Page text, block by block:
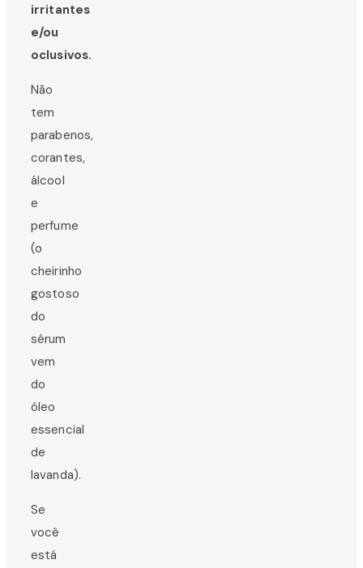
irritantes
e/ou
oclusivos.
Não
tem
parabenos,
corantes,
álcool
e
perfume
(o
cheirinho
gostoso
do
sérum
vem
do
óleo
essencial
de
lavanda).
Se
você
está